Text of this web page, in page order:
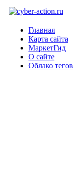
Главная
Карта сайта
МаркетГид
О сайте
Облако тегов